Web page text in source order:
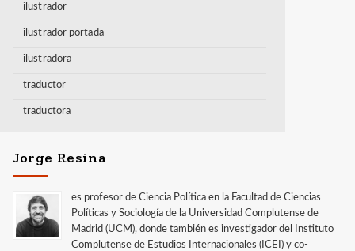
ilustrador
ilustrador portada
ilustradora
traductor
traductora
Jorge Resina
es profesor de Ciencia Política en la Facultad de Ciencias
Políticas y Sociología de la Universidad Complutense de
Madrid (UCM), donde también es investigador del Instituto
Complutense de Estudios Internacionales (ICEI) y co-